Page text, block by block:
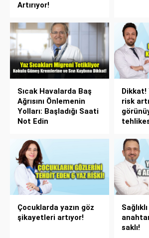
Artırıyor!
Sıcak Havalarda Baş
Ağrısını Önlemenin
Yolları: Başladığı Saati
Not Edin
Dikkat!
risk
Çocuklarda yazın göz
şikayetleri artıyor!
saklı!